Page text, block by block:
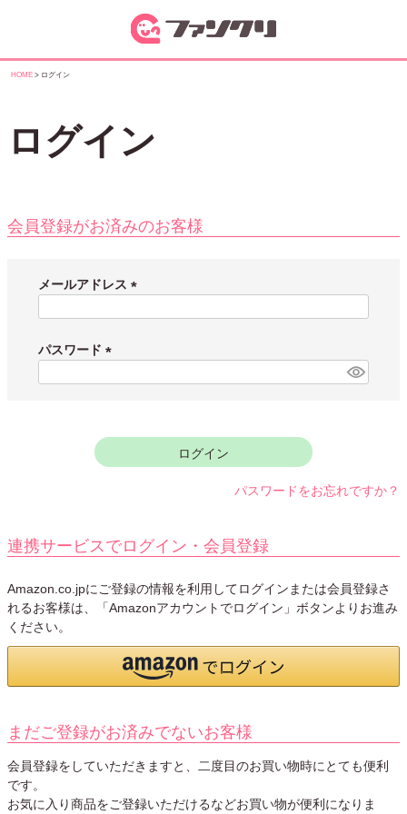
HOME ログイン
ログイン
会員登録がお済みのお客様
メールアドレス
)
パスワード
ログイン
パスワードをお忘れですか？
連携サービスでログイン・会員登録
Amazon.co.jpにご登録の情報を利用してログインまたは会員登録さ
れるお客様は、「Amazonアカウントでログイン」ボタンよりお進み
ください。
まだご登録がお済みでないお客様
会員登録をしていただきますと、二度目のお買い物時にとても便利
です。
お気に入り商品をご登録いただけるなどお買い物が便利になりま